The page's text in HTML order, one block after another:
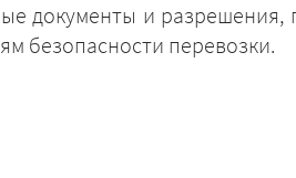
документы и разрешения,
безопасности перевозки.